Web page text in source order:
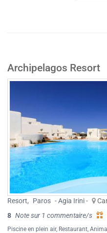
Archipelagos Resort
Resort, Paros - Agia Irini -
8 Note sur 1 commentaire/s
Piscine en plein air, Restaurant